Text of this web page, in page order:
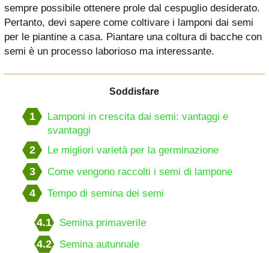
sempre possibile ottenere prole dal cespuglio desiderato.
Pertanto, devi sapere come coltivare i lamponi dai semi
per le piantine a casa. Piantare una coltura di bacche con
semi è un processo laborioso ma interessante.
Soddisfare
1
Lamponi in crescita dai semi: vantaggi e
svantaggi
2 Le migliori varietà per la germinazione
3 Come vengono raccolti i semi di lampone
4 Tempo di semina dei semi
4.1 Semina primaverile
4.2 Semina autunnale